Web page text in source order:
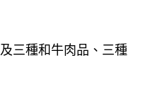
三種和牛肉品、三種